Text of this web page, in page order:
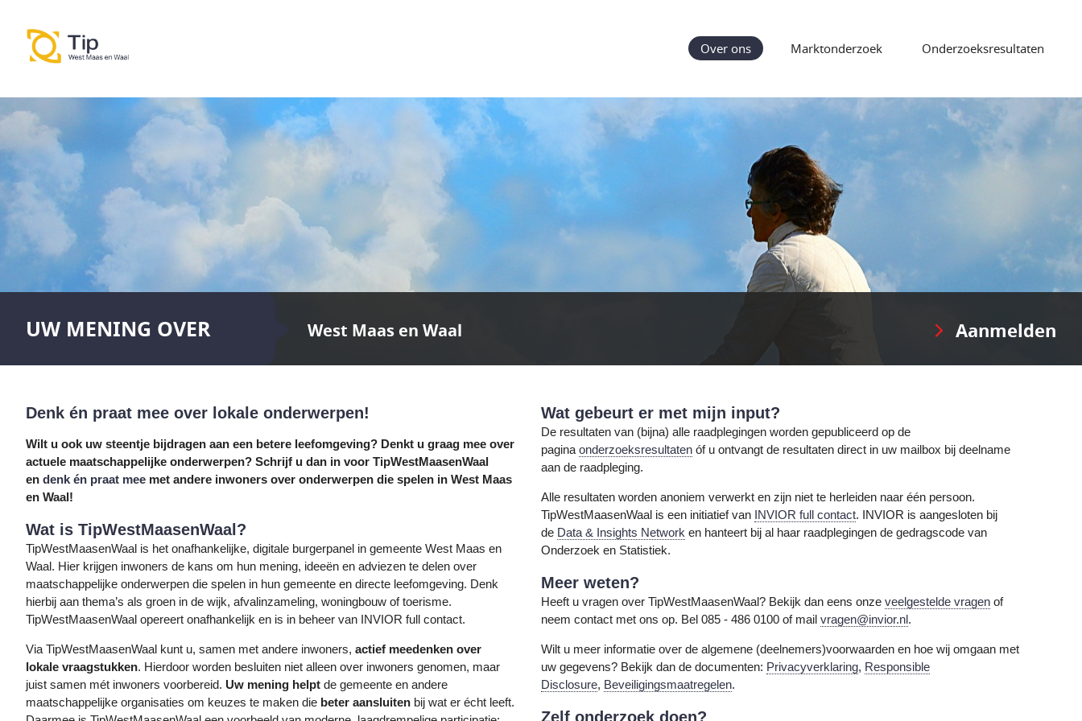
Over ons Marktonderzoek Onderzoeksresultaten
UW MENING OVER West Maas en Waal Aanmelden
Denk én praat mee over lokale onderwerpen!
Wilt u ook uw steentje bijdragen aan een betere leefomgeving? Denkt u graag mee over
actuele maatschappelijke onderwerpen? Schrijf u dan in voor TipWestMaasenWaal
en denk én praat mee met andere inwoners over onderwerpen die spelen in West Maas
en Waal!
Wat is TipWestMaasenWaal?
TipWestMaasenWaal is het onafhankelijke, digitale burgerpanel in gemeente West Maas en
Waal. Hier krijgen inwoners de kans om hun mening, ideeën en adviezen te delen over
maatschappelijke onderwerpen die spelen in hun gemeente en directe leefomgeving. Denk
hierbij aan thema’s als groen in de wijk, afvalinzameling, woningbouw of toerisme.
TipWestMaasenWaal opereert onafhankelijk en is in beheer van INVIOR full contact.
Via TipWestMaasenWaal kunt u, samen met andere inwoners, actief meedenken over
lokale vraagstukken. Hierdoor worden besluiten niet alleen over inwoners genomen, maar
juist samen mét inwoners voorbereid. Uw mening helpt de gemeente en andere
maatschappelijke organisaties om keuzes te maken die beter aansluiten bij wat er écht leeft.
Wat gebeurt er met mijn input?
De resultaten van (bijna) alle raadplegingen worden gepubliceerd op de
pagina onderzoeksresultaten óf u ontvangt de resultaten direct in uw mailbox bij deelname
aan de raadpleging.
Alle resultaten worden anoniem verwerkt en zijn niet te herleiden naar één persoon.
TipWestMaasenWaal is een initiatief van INVIOR full contact. INVIOR is aangesloten bij
de Data & Insights Network en hanteert bij al haar raadplegingen de gedragscode van
Onderzoek en Statistiek.
Meer weten?
Heeft u vragen over TipWestMaasenWaal? Bekijk dan eens onze veelgestelde vragen of
neem contact met ons op. Bel 085 - 486 0100 of mail vragen@invior.nl.
Wilt u meer informatie over de algemene (deelnemers)voorwaarden en hoe wij omgaan met
uw gegevens? Bekijk dan de documenten: Privacyverklaring, Responsible
Disclosure, Beveiligingsmaatregelen.
Zelf onderzoek doen?